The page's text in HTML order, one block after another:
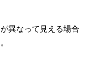
異なって見える場合